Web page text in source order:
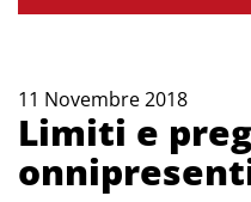
11 Novembre 2018
Limiti e